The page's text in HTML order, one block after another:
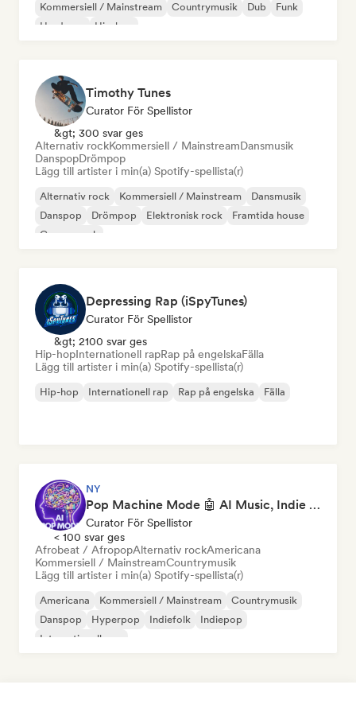
Kommersiell / Mainstream
Countrymusik Dub
Funk
Hardcore
Hip-hop
Timothy Tunes
Curator För Spellistor
&gt; 300 svar ges
Alternativ rockKommersiell / MainstreamDansmusik
DanspopDrömpop
Lägg till artister i min(a) Spotify-spellista(r)
Alternativ rock Kommersiell / Mainstream
Dansmusik
Danspop
Drömpop Elektronisk rock
Framtida house
Garage rock
Depressing Rap (iSpyTunes)
Curator För Spellistor
&gt; 2100 svar ges
Hip-hopInternationell rapRap på engelskaFälla
Lägg till artister i min(a) Spotify-spellista(r)
Hip-hop Internationell rap Rap på engelska Fälla
NY
Pop Machine Mode 🤖 AI Music, Indie Pop & Dream Pop
Curator För Spellistor
< 100 svar ges
Afrobeat / AfropopAlternativ rockAmericana
Kommersiell / MainstreamCountrymusik
Lägg till artister i min(a) Spotify-spellista(r)
Americana Kommersiell / Mainstream
Countrymusik
Danspop
Hyperpop Indiefolk
Indiepop
Internationell pop